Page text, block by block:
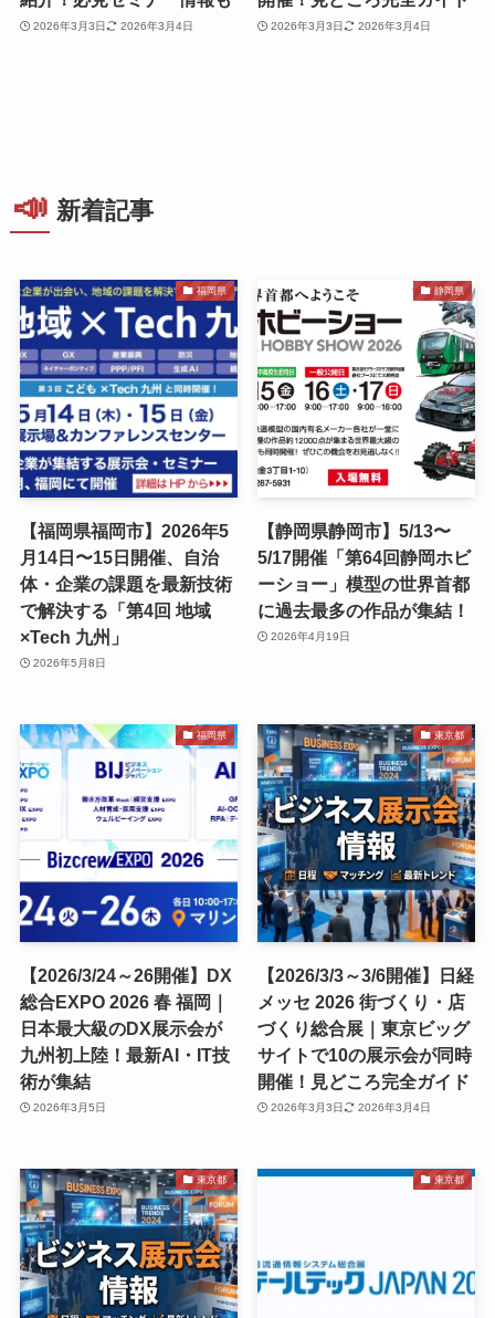
2026年3月3日 2026年3月4日 2026年3月3日 2026年3月4日
📣 新着記事
福岡県
【福岡県福岡市】2026年5
月14日〜15日開催、自治
体・企業の課題を最新技術
で解決する「第4回 地域
×Tech 九州」
2026年5月8日
静岡県
【静岡県静岡市】5/13〜
5/17開催「第64回静岡ホビ
ーショー」模型の世界首都
に過去最多の作品が集結！
2026年4月19日
福岡県
【2026/3/24～26開催】DX
総合EXPO 2026 春 福岡｜
日本最大級のDX展示会が
九州初上陸！最新AI・IT技
術が集結
2026年3月5日
東京都
【2026/3/3～3/6開催】日経
メッセ 2026 街づくり・店
づくり総合展｜東京ビッグ
サイトで10の展示会が同時
開催！見どころ完全ガイド
2026年3月3日 2026年3月4日
東京都 東京都